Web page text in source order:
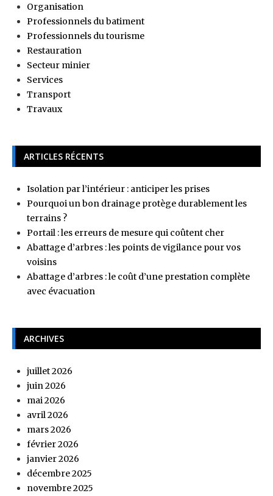
Organisation
Professionnels du batiment
Professionnels du tourisme
Restauration
Secteur minier
Services
Transport
Travaux
ARTICLES RÉCENTS
Isolation par l’intérieur : anticiper les prises
Pourquoi un bon drainage protège durablement les
terrains ?
Portail : les erreurs de mesure qui coûtent cher
Abattage d’arbres : les points de vigilance pour vos
voisins
Abattage d’arbres : le coût d’une prestation complète
avec évacuation
ARCHIVES
juillet 2026
juin 2026
mai 2026
avril 2026
mars 2026
février 2026
janvier 2026
décembre 2025
novembre 2025